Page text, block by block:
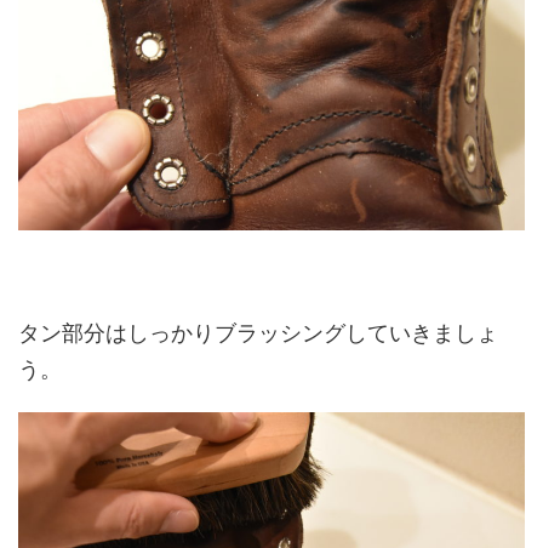
タン部分はしっかりブラッシングしていきましょ
う。